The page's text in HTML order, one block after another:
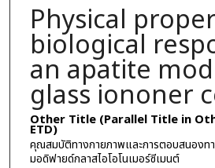
Physical
biological
an apatite
glass iononer
Other Title (Parallel Title in
ETD)
คุณสมบัติทางกายภาพและการตอบสนองท
มอดิฟายด์กลาสไอโอโนเมอร์ซีเมนต์